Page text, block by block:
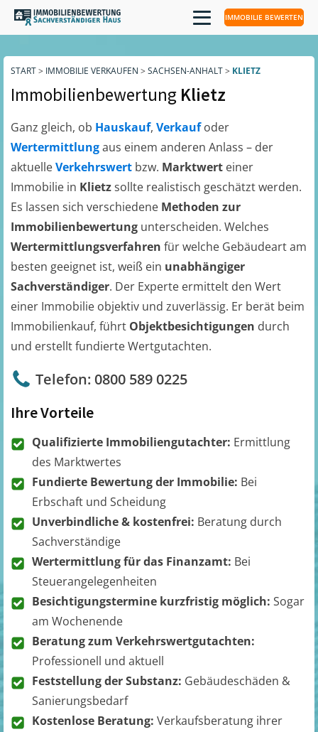
IMMOBILIE BEWERTEN
START> IMMOBILIE VERKAUFEN > SACHSEN-ANHALT> KLIETZ
Immobilienbewertung Klietz
Ganz gleich, ob Hauskauf, Verkaufoder
Wertermittlungaus einem anderen Anlass – der
aktuelleVerkehrswert bzw. Marktwert einer
Immobilie in Klietzsollte realistisch geschätzt werden.
Es lassen sich verschiedene Methoden zur
Immobilienbewertung unterscheiden. Welches
Wertermittlungsverfahren für welche Gebäudeart am
besten geeignet ist, weiß ein unabhängiger
Sachverständiger. Der Experte ermittelt den Wert
einer Immobilie objektiv und zuverlässig. Er berät beim
Immobilienkauf, führt Objektbesichtigungen durch
und erstellt fundierte Wertgutachten.
Telefon: 0800 589 0225
Ihre Vorteile
Qualifizierte Immobiliengutachter: Ermittlung
des Marktwertes
Fundierte Bewertung der Immobilie: Bei
Erbschaft und Scheidung
Unverbindliche & kostenfrei: Beratung durch
Sachverständige
Wertermittlung für das Finanzamt: Bei
Steuerangelegenheiten
Besichtigungstermine kurzfristig möglich: Sogar
am Wochenende
Beratung zum Verkehrswertgutachten:
Professionell und aktuell
Feststellung der Substanz: Gebäudeschäden &
Sanierungsbedarf
Kostenlose Beratung: Verkaufsberatung ihrer